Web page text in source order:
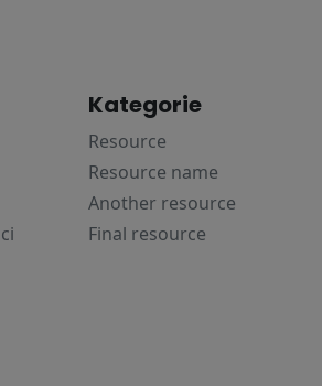
Kategorie
Resource
Resource name
Another resource
Final resource